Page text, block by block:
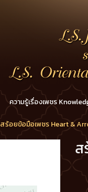
ความรู้เรื่องเพชร
สร้อยข้อมือเพชร Heart &